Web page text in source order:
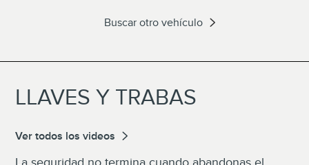
Buscar otro vehículo
LLAVES Y TRABAS
Ver todos los videos
La seguridad no termina cuando abandonas el